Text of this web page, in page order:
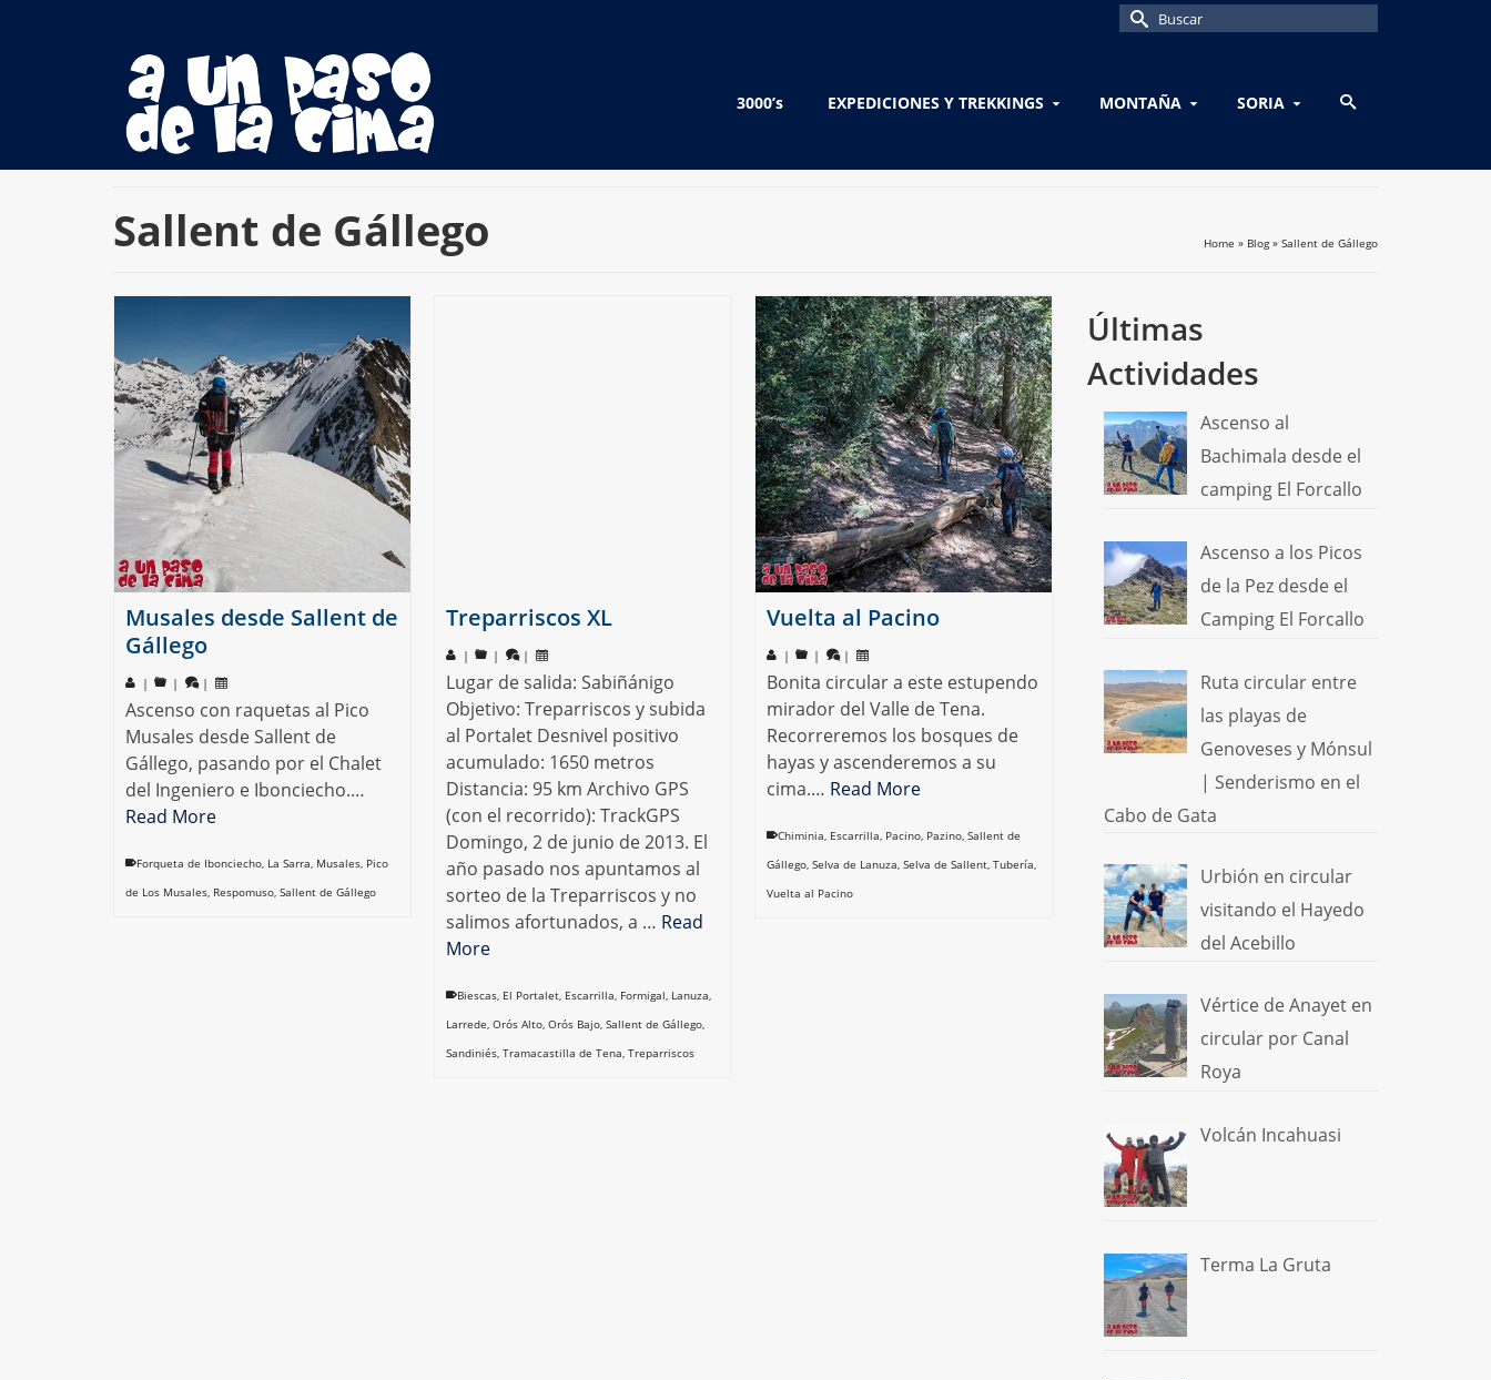
Buscar
3000’s EXPEDICIONES Y TREKKINGS MONTAÑA SORIA
Sallent de Gállego Home » Blog » Sallent de Gállego
Musales desde Sallent de
Gállego
| | |
Ascenso con raquetas al Pico
Musales desde Sallent de
Gállego, pasando por el Chalet
del Ingeniero e Ibonciecho.…
Read More
Forqueta de Ibonciecho, La Sarra, Musales, Pico
de Los Musales, Respomuso, Sallent de Gállego
Treparriscos XL
| | |
Lugar de salida: Sabiñánigo
Objetivo: Treparriscos y subida
al Portalet Desnivel positivo
acumulado: 1650 metros
Distancia: 95 km Archivo GPS
(con el recorrido): TrackGPS
Domingo, 2 de junio de 2013. El
año pasado nos apuntamos al
sorteo de la Treparriscos y no
salimos afortunados, a … Read
More
Biescas, El Portalet, Escarrilla, Formigal, Lanuza,
Larrede, Orós Alto, Orós Bajo, Sallent de Gállego,
Sandiniés, Tramacastilla de Tena, Treparriscos
Vuelta al Pacino
| | |
Bonita circular a este estupendo
mirador del Valle de Tena.
Recorreremos los bosques de
hayas y ascenderemos a su
cima.… Read More
Chiminia, Escarrilla, Pacino, Pazino, Sallent de
Gállego, Selva de Lanuza, Selva de Sallent, Tubería,
Vuelta al Pacino
Últimas
Actividades
Ascenso al
Bachimala desde el
camping El Forcallo
Ascenso a los Picos
de la Pez desde el
Camping El Forcallo
Ruta circular entre
las playas de
Genoveses y Mónsul
| Senderismo en el
Cabo de Gata
Urbión en circular
visitando el Hayedo
del Acebillo
Vértice de Anayet en
circular por Canal
Roya
Volcán Incahuasi
Terma La Gruta